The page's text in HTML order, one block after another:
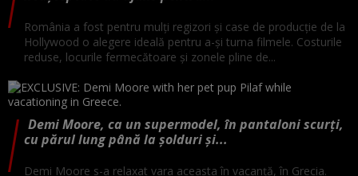
România a fost pentru mulți regizori și case de producție de la
Hollywood o alegere ideală pentru a-și turna filmele. Costurile
reduse, locurile fermecătoare și zonele pline de...
Demi Moore, ca un supermodel, în pantaloni scurți,
cu părul lung până la șolduri și...
Demi Moore s-a relaxat vara aceasta în vacanță, în Grecia.